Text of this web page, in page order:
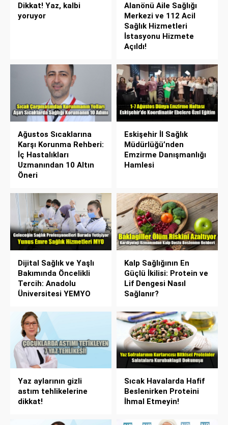
Dikkat! Yaz, kalbi
yoruyor
Alanönü Aile Sağlığı
Merkezi ve 112 Acil
Sağlık Hizmetleri
İstasyonu Hizmete
Açıldı!
Ağustos Sıcaklarına
Karşı Korunma Rehberi:
İç Hastalıkları
Uzmanından 10 Altın
Öneri
Eskişehir İl Sağlık
Müdürlüğü’nden
Emzirme Danışmanlığı
Hamlesi
Dijital Sağlık ve Yaşlı
Bakımında Öncelikli
Tercih: Anadolu
Üniversitesi YEMYO
Kalp Sağlığının En
Güçlü İkilisi: Protein ve
Lif Dengesi Nasıl
Sağlanır?
Yaz aylarının gizli
astım tehlikelerine
dikkat!
Sıcak Havalarda Hafif
Beslenirken Proteini
İhmal Etmeyin!